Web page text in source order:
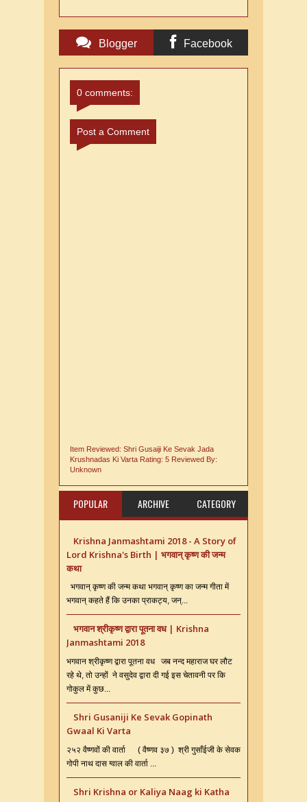
Blogger
Comments
Facebook
Comments
0 comments:
Post a Comment
Item Reviewed: Shri Gusaiji Ke Sevak Jada
Krushnadas Ki Varta Rating: 5 Reviewed By:
Unknown
POPULAR ARCHIVE CATEGORY
Krishna Janmashtami 2018 - A Story of
Lord Krishna's Birth | भगवान् कृष्ण की जन्म
कथा
भगवान् कृष्ण की जन्म कथा भगवान् कृष्ण का जन्म गीता में
भगवान् कहते हैं कि उनका प्राकट्य, जन्...
भगवान श्रीकृष्ण द्वारा पूतना वध | Krishna
Janmashtami 2018
भगवान श्रीकृष्ण द्वारा पूतना वध जब नन्द महाराज घर लौट
रहे थे, तो उन्हों ने वसुदेव द्वारा दी गई इस चेतावनी पर कि
गोकुल में कुछ...
Shri Gusaniji Ke Sevak Gopinath
Gwaal Ki Varta
२५२ वैष्णवों की वार्ता ( वैष्णव ३७ ) श्री गुसाँईजी के सेवक
गोपी नाथ दास ग्वाल की वार्ता ...
Shri Krishna or Kaliya Naag ki Katha